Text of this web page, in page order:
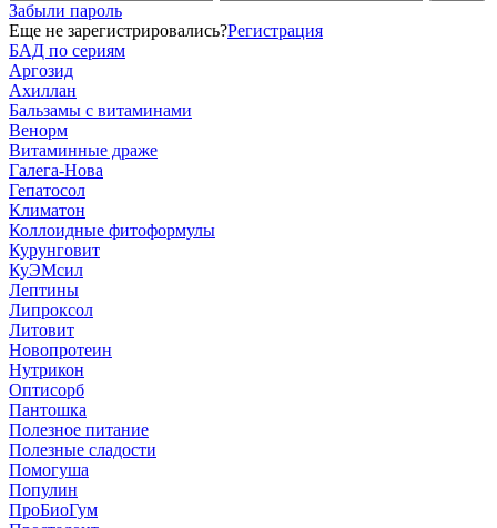
Забыли пароль
Еще не зарегистрировались?Регистрация
БАД по сериям
Аргозид
Ахиллан
Бальзамы с витаминами
Венорм
Витаминные драже
Галега-Нова
Гепатосол
Климатон
Коллоидные фитоформулы
Курунговит
КуЭМсил
Лептины
Липроксол
Литовит
Новопротеин
Нутрикон
Оптисорб
Пантошка
Полезное питание
Полезные сладости
Помогуша
Популин
ПроБиоГум